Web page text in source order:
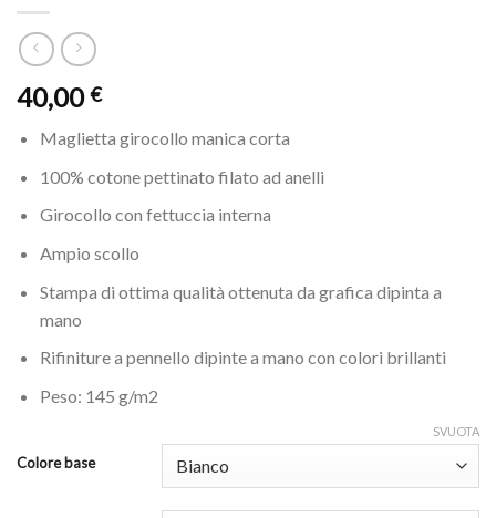
40,00€
Maglietta girocollo manica corta
100% cotone pettinato filato ad anelli
Girocollo con fettuccia interna
Ampio scollo
Stampa di ottima qualità ottenuta da grafica dipinta a
mano
Rifiniture a pennello dipinte a mano con colori brillanti
Peso: 145 g/m2
Colore base
SVUOTA